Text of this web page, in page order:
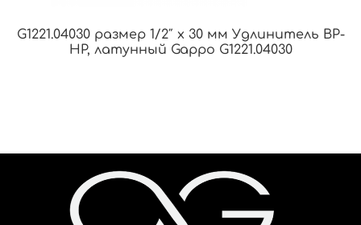
G1221.04030 размер 1/2″ х 30 мм Удлинитель ВР-
НР, латунный Gappo G1221.04030